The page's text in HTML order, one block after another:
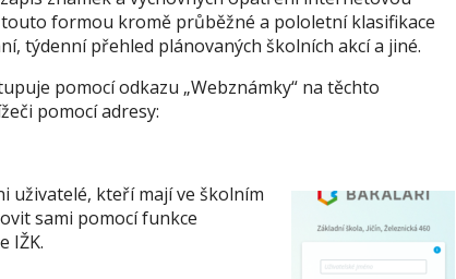
touto formou kromě průběžné a pololetní klasifikace
týdenní přehled plánovaných školních akcí a jiné.
pomocí odkazu „Webznámky“ na těchto
pomocí adresy:
uživatelé, kteří mají ve školním
sami pomocí funkce
IŽK.